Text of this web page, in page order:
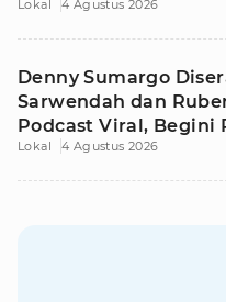
Lokal 4 Agustus 2026
Denny Sumargo
Sarwendah dan
Podcast Viral, Begini
Lokal 4 Agustus 2026